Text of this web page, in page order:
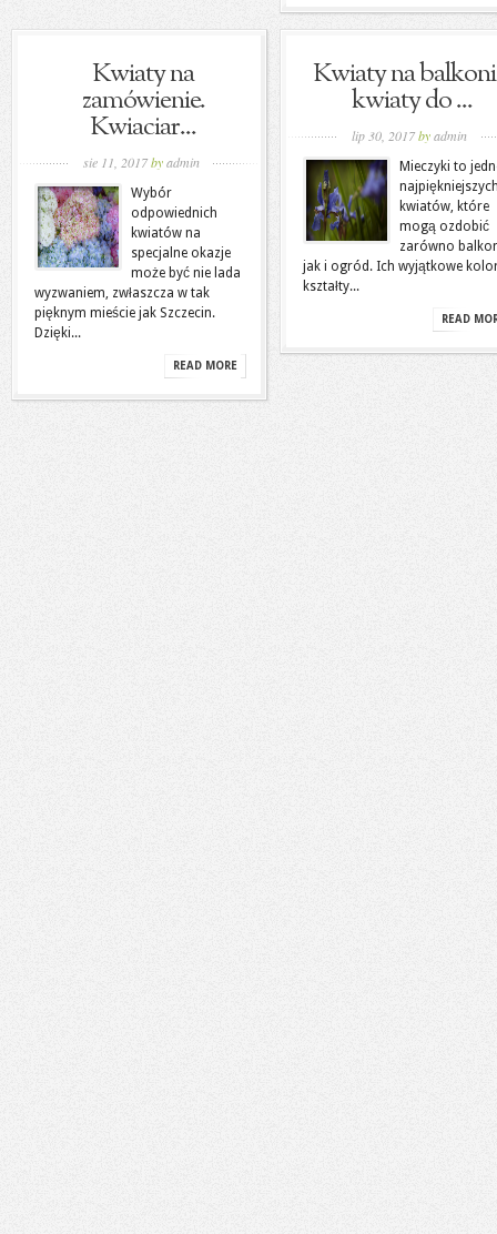
Kwiaty na
zamówienie.
Kwiaciar...
sie 11, 2017by admin
Wybór
odpowiednich
kwiatów na
specjalne okazje
może być nie lada
wyzwaniem, zwłaszcza w tak
pięknym mieście jak Szczecin.
Dzięki...
READ MORE
Kwiaty na
kwiaty do ...
lip 30, 2017byadmin
Mieczyki to
kwiatów, które
mogą ozdobić
zarówno
jak i ogród. Ich wyjątkowe
kształty...
READ